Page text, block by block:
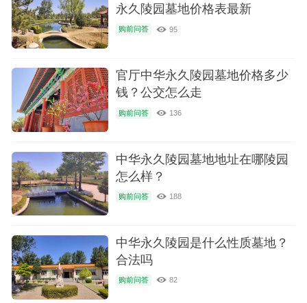
永久陵园墓地价格表最新
购前问答 95
官厅中华永久陵园墓地价格多少
钱？公交怎么走
购前问答 136
中华永久陵园墓地地址在哪陵园
怎么样？
购前问答 188
中华永久陵园是什么性质墓地？
合法吗
购前问答 82